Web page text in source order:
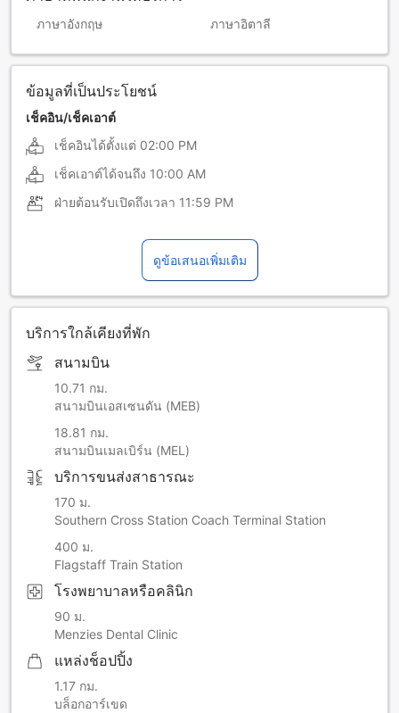
ภาษาอังกฤษ ภาษาอิตาลี
ข้อมูลที่เป็นประโยชน์
เช็คอิน/เช็คเอาต์
เช็คอินได้ตั้งแต่ 02:00 PM
เช็คเอาต์ได้จนถึง 10:00 AM
ฝ่ายต้อนรับเปิดถึงเวลา 11:59 PM
ดูข้อเสนอเพิ่มเติม
บริการใกล้เคียงที่พัก
สนามบิน
10.71 กม.
สนามบินเอสเซนดัน (MEB)
18.81 กม.
สนามบินเมลเบิร์น (MEL)
บริการขนส่งสาธารณะ
170 ม.
Southern Cross Station Coach Terminal Station
400 ม.
Flagstaff Train Station
โรงพยาบาลหรือคลินิก
90 ม.
Menzies Dental Clinic
แหล่งช็อปปิ้ง
1.17 กม.
บล็อกอาร์เขด